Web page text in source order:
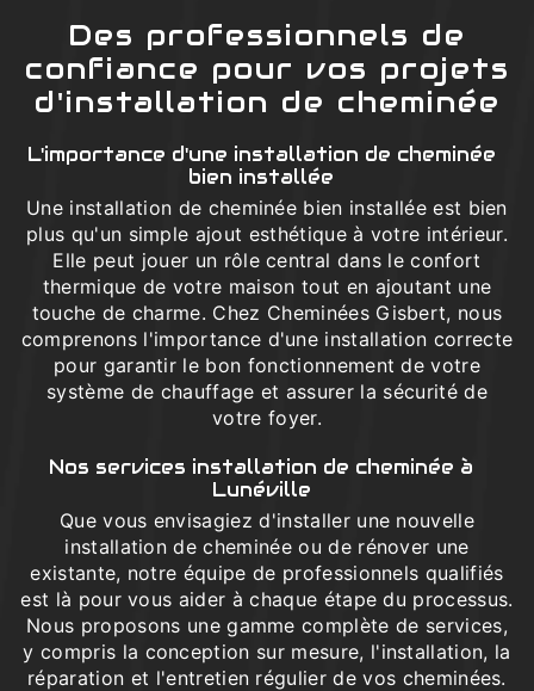
Des professionnels de
confiance pour vos projets
d'installation de cheminée
L'importance d'une installation de cheminée
bien installée
Une installation de cheminée bien installée est bien
plus qu'un simple ajout esthétique à votre intérieur.
Elle peut jouer un rôle central dans le confort
thermique de votre maison tout en ajoutant une
touche de charme. Chez Cheminées Gisbert, nous
comprenons l'importance d'une installation correcte
pour garantir le bon fonctionnement de votre
système de chauffage et assurer la sécurité de
votre foyer.
Nos services installation de cheminée à
Lunéville
Que vous envisagiez d'installer une nouvelle
installation de cheminée ou de rénover une
existante, notre équipe de professionnels qualifiés
est là pour vous aider à chaque étape du processus.
Nous proposons une gamme complète de services,
y compris la conception sur mesure, l'installation, la
réparation et l'entretien régulier de vos cheminées.